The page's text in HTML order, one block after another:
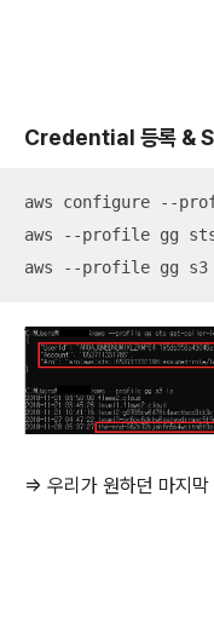
Credential 등록 &
aws configure --
aws --profile gg
aws --profile gg
=> 우리가 원하던 마지